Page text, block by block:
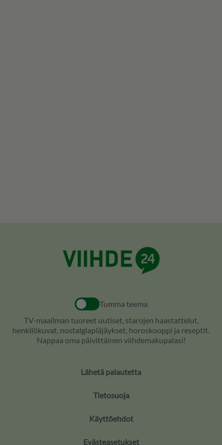
Tumma teema
TV-maailman tuoreet uutiset, starojen haastattelut,
henkilökuvat, nostalgiapläjäykset, horoskooppi ja reseptit.
Nappaa oma päivittäinen viihdemakupalasi!
Lähetä palautetta
Tietosuoja
Käyttöehdot
Evästeasetukset